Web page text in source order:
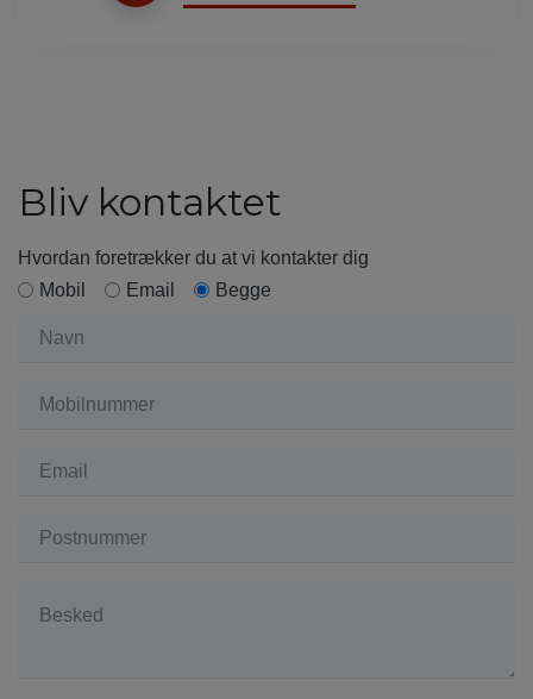
Bliv kontaktet
Hvordan foretrækker du at vi kontakter dig
Mobil
Email Begge